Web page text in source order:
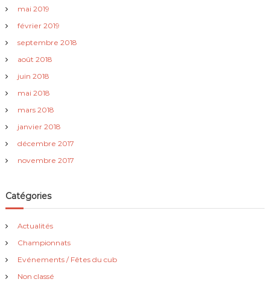
mai 2019
février 2019
septembre 2018
août 2018
juin 2018
mai 2018
mars 2018
janvier 2018
décembre 2017
novembre 2017
Catégories
Actualités
Championnats
Evénements / Fêtes du cub
Non classé